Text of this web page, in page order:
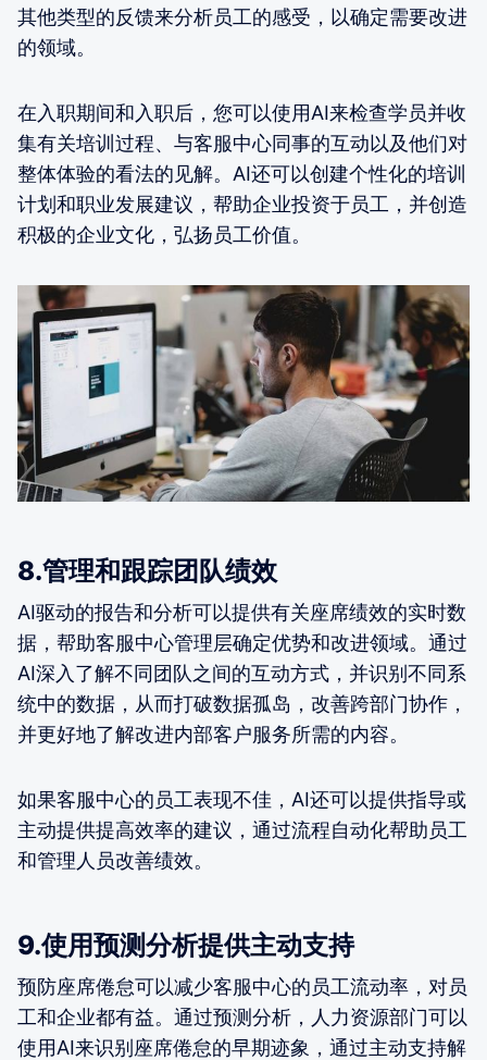
其他类型的反馈来分析员工的感受，以确定需要改进
的领域。
在入职期间和入职后，您可以使用AI来检查学员并收
集有关培训过程、与客服中心同事的互动以及他们对
整体体验的看法的见解。AI还可以创建个性化的培训
计划和职业发展建议，帮助企业投资于员工，并创造
积极的企业文化，弘扬员工价值。
8.管理和跟踪团队绩效
AI驱动的报告和分析可以提供有关座席绩效的实时数
据，帮助客服中心管理层确定优势和改进领域。通过
AI深入了解不同团队之间的互动方式，并识别不同系
统中的数据，从而打破数据孤岛，改善跨部门协作，
并更好地了解改进内部客户服务所需的内容。
如果客服中心的员工表现不佳，AI还可以提供指导或
主动提供提高效率的建议，通过流程自动化帮助员工
和管理人员改善绩效。
9.使用预测分析提供主动支持
预防座席倦怠可以减少客服中心的员工流动率，对员
工和企业都有益。通过预测分析，人力资源部门可以
使用AI来识别座席倦怠的早期迹象，通过主动支持解